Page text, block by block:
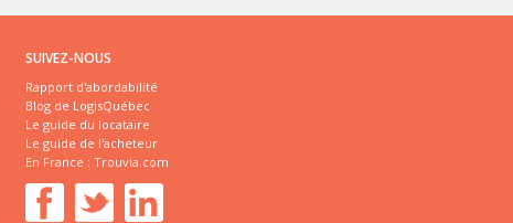
SUIVEZ-NOUS
Rapport d'abordabilité
Blog de LogisQuébec
Le guide du locataire
Le guide de l'acheteur
En France : Trouvia.com